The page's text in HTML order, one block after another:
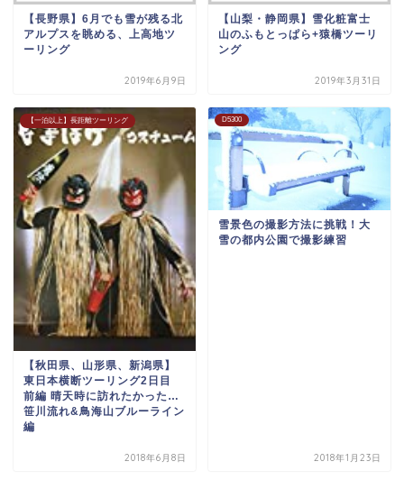
【長野県】6月でも雪が残る北
アルプスを眺める、上高地ツ
ーリング
2019年6月9日
【山梨・静岡県】雪化粧富士
山のふもとっぱら+猿橋ツーリ
ング
2019年3月31日
【一泊以上】長距離ツーリング
【秋田県、山形県、新潟県】
東日本横断ツーリング2日目
前編 晴天時に訪れたかった…
笹川流れ&鳥海山ブルーライン
編
2018年6月8日
D5300
雪景色の撮影方法に挑戦！大
雪の都内公園で撮影練習
2018年1月23日